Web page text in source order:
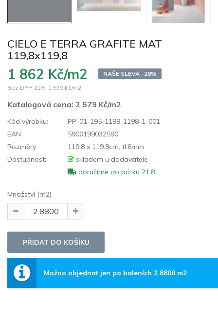
CIELO E TERRA GRAFITE MAT
119,8x119,8
1 862 Kč/m2
NAŠE SLEVA -28%
Bez DPH 21%: 1 539 Kč/m2
Katalogová cena: 2 579 Kč/m2
Kód výrobku:
PP-01-195-1198-1198-1-001
EAN
5900199032590
Rozměry
119.8 x 119.8cm, tl:6mm
Dostupnost:
skladem u dodavatele
doručíme do pátku 21.8.
Množství (m2)
Možno objednat jen po baleních 2.8800 m2